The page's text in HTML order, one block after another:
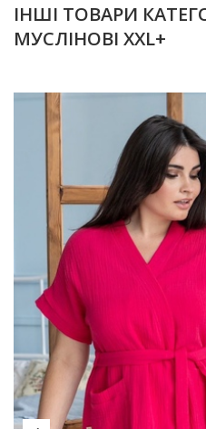
ІНШІ ТОВАРИ
МУСЛІНОВІ XXL+